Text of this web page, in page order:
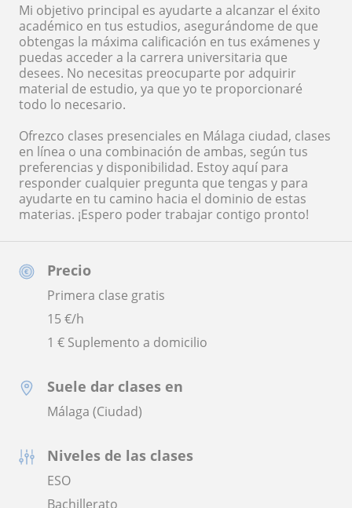
Precio
Primera clase gratis
15€/h
1 € Suplemento a domicilio
Suele dar clases en
Málaga (Ciudad)
Niveles de las clases
ESO
Bachillerato
Mi objetivo principal es ayudarte a alcanzar el éxito
académico en tus estudios, asegurándome de que
obtengas la máxima calificación en tus exámenes y
puedas acceder a la carrera universitaria que
desees. No necesitas preocuparte por adquirir
material de estudio, ya que yo te proporcionaré
todo lo necesario.
Ofrezco clases presenciales en Málaga ciudad, clases
en línea o una combinación de ambas, según tus
preferencias y disponibilidad. Estoy aquí para
responder cualquier pregunta que tengas y para
ayudarte en tu camino hacia el dominio de estas
materias. ¡Espero poder trabajar contigo pronto!